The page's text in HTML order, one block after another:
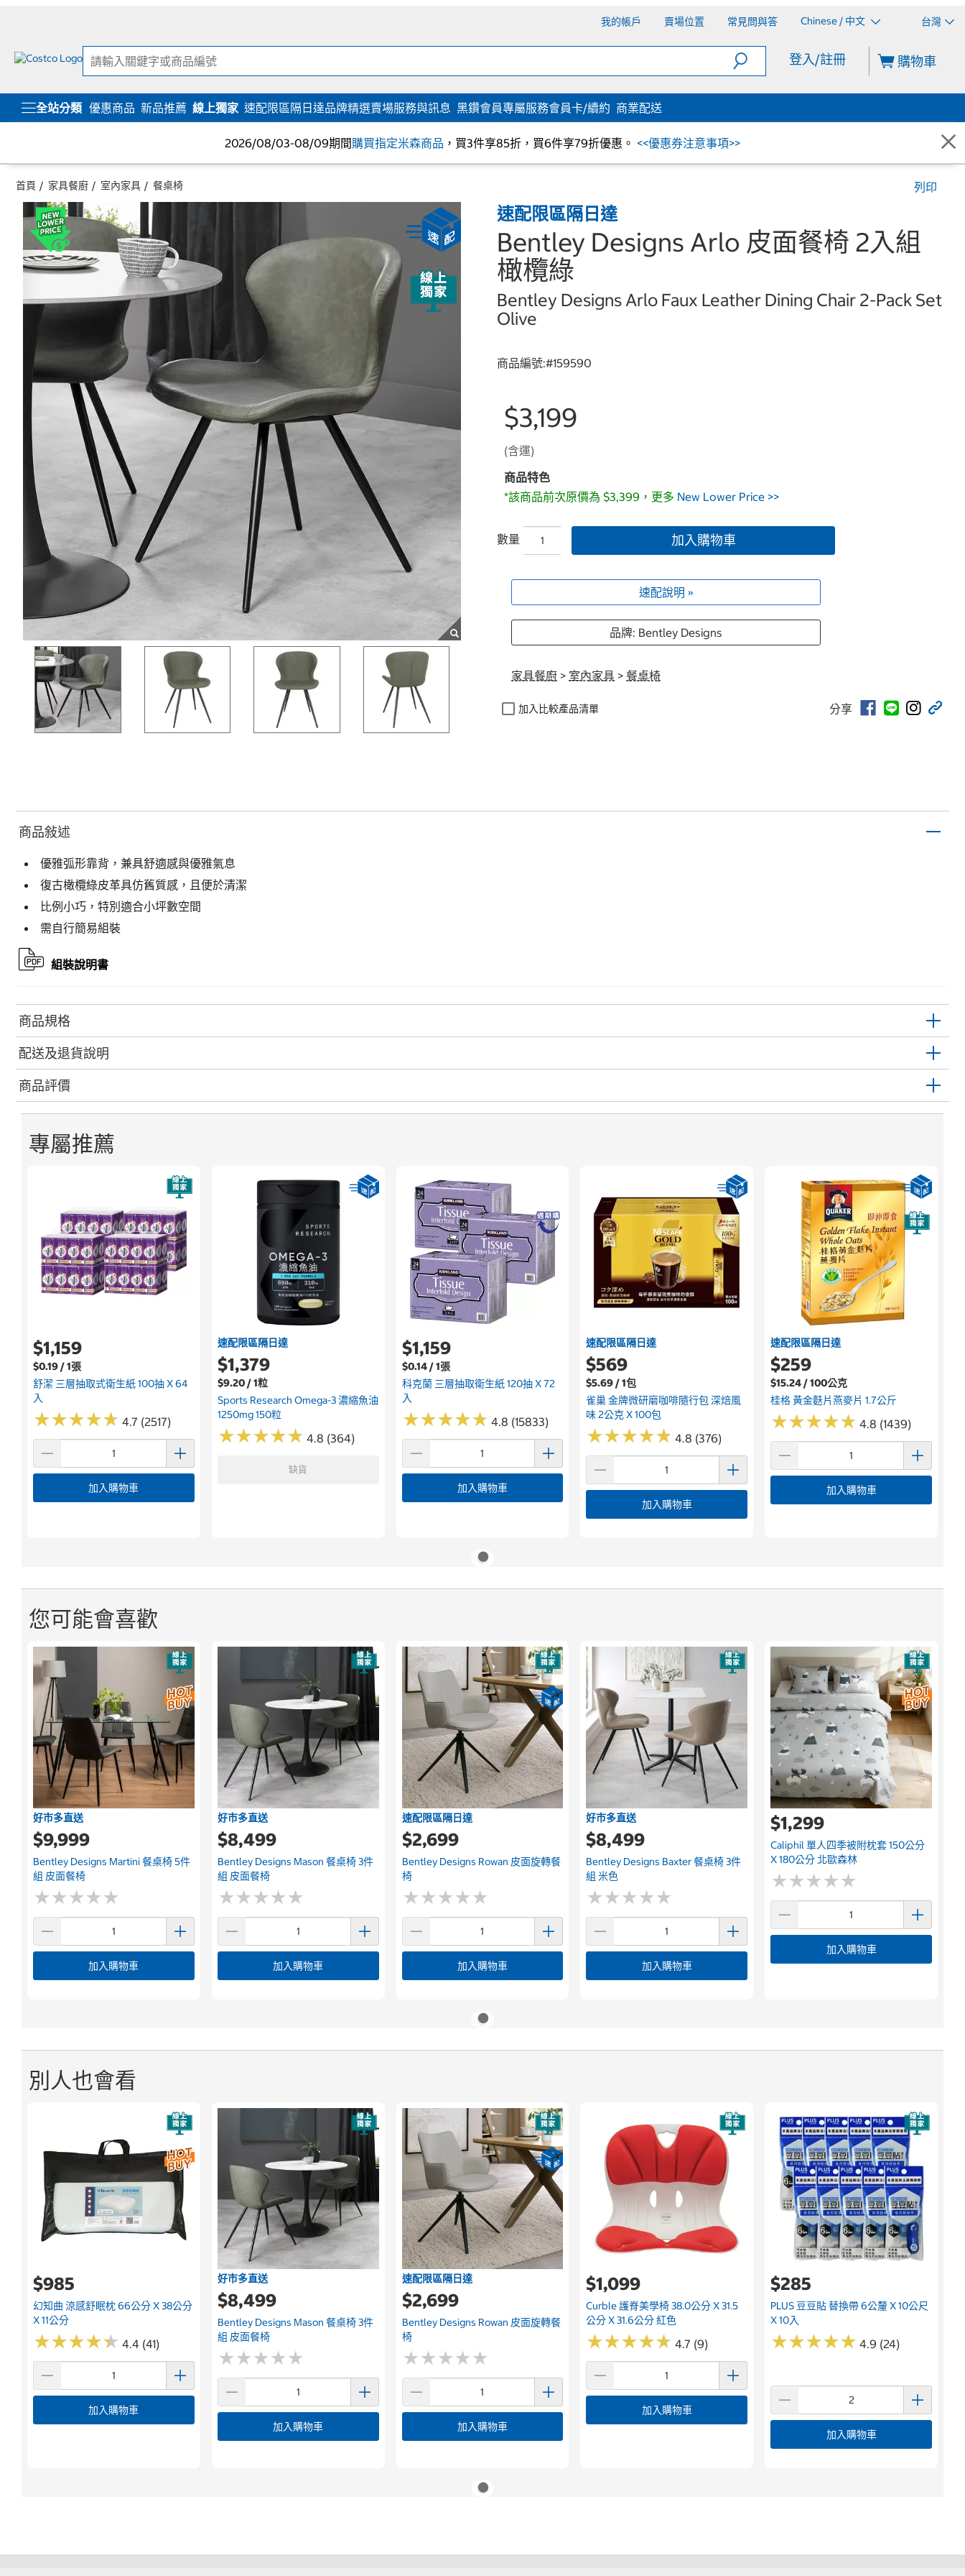
我的帳戶 賣場位置 常見問與答 Chinese / 中文 台灣
登入/註冊 購物車
全站分類 優惠商品 新品推薦 線上獨家 速配限區隔日達品牌精選賣場服務與訊息 黑鑽會員專屬服務會員卡/續約 商業配送
2026/08/03-08/09期間購買指定米森商品 ，買3件享85折，買6件享79折優惠。 <<優惠券注意事項>>
首頁 家具餐廚 室內家具 餐桌椅 列印
速配限區隔日達
Bentley Designs Arlo 皮面餐椅 2入組
橄欖綠
Bentley Designs Arlo Faux Leather Dining Chair 2-Pack Set
Olive
商品編號:#159590
$3,199
(含運)
商品特色
*該商品前次原價為 $3,399，更多 New Lower Price >>
數量 加入購物車
速配說明 »
品牌: Bentley Designs
家具餐廚 > 室內家具 > 餐桌椅
加入比較產品清單 分享
商品敍述
優雅弧形靠背，兼具舒適感與優雅氣息
復古橄欖綠皮革具仿舊質感，且便於清潔
比例小巧，特別適合小坪數空間
需自行簡易組裝
組裝說明書
商品規格
配送及退貨說明
商品評價
專屬推薦
$1,159
$0.19 / 1張
舒潔 三層抽取式衛生紙 100抽 X 64
入
★★★★★
★★★★★ 4.7 (2517)
加入購物車
速配限區隔日達
$1,379
$9.20 / 1粒
Sports Research Omega-3 濃縮魚油
1250mg 150粒
★★★★★
★★★★★ 4.8 (364)
缺貨
$1,159
$0.14 / 1張
科克蘭 三層抽取衛生紙 120抽 X 72
入
★★★★★
★★★★★ 4.8 (15833)
加入購物車
速配限區隔日達
$569
$5.69 / 1包
雀巢 金牌微研磨咖啡隨行包 深焙風
味 2公克 X 100包
★★★★★
★★★★★ 4.8 (376)
加入購物車
速配限區隔日達
$259
$15.24 / 100公克
桂格 黃金麩片燕麥片 1.7公斤
★★★★★
★★★★★ 4.8 (1439)
加入購物車
您可能會喜歡
好市多直送
$9,999
Bentley Designs Martini 餐桌椅 5件
組 皮面餐椅
★★★★★
★★★★★
加入購物車
好市多直送
$8,499
Bentley Designs Mason 餐桌椅 3件
組 皮面餐椅
★★★★★
★★★★★
加入購物車
速配限區隔日達
$2,699
Bentley Designs Rowan 皮面旋轉餐
椅
★★★★★
★★★★★
加入購物車
好市多直送
$8,499
Bentley Designs Baxter 餐桌椅 3件
組 米色
★★★★★
★★★★★
加入購物車
$1,299
Caliphil 單人四季被附枕套 150公分
X 180公分 北歐森林
★★★★★
★★★★★
加入購物車
別人也會看
$985
幻知曲 涼感舒眠枕 66公分 X 38公分
X 11公分
★★★★★
★★★★★ 4.4 (41)
加入購物車
好市多直送
$8,499
Bentley Designs Mason 餐桌椅 3件
組 皮面餐椅
★★★★★
★★★★★
加入購物車
速配限區隔日達
$2,699
Bentley Designs Rowan 皮面旋轉餐
椅
★★★★★
★★★★★
加入購物車
$1,099
Curble 護脊美學椅 38.0公分 X 31.5
公分 X 31.6公分 紅色
★★★★★
★★★★★ 4.7 (9)
加入購物車
$285
PLUS 豆豆貼 替換帶 6公釐 X 10公尺
X 10入
★★★★★
★★★★★ 4.9 (24)
加入購物車